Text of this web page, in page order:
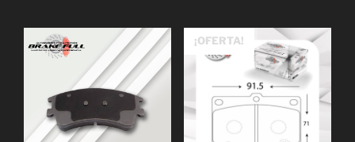
hasta
$ 148.000
múltiples
variantes.
Las
opciones
se
pueden
$ 94.500
hasta
$
Las
opciones
se
pueden
¡OFERTA!